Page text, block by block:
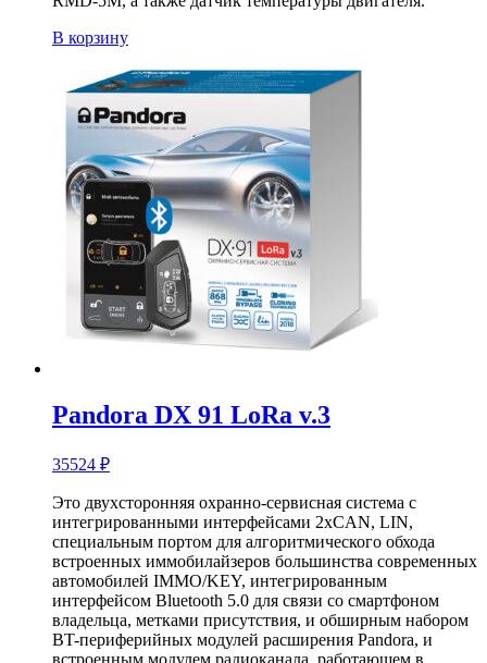
В корзину
Pandora DX 91 LoRa v.3
35524 ₽
Это двухсторонняя охранно-сервисная система с
интегрированными интерфейсами 2хCAN, LIN,
специальным портом для алгоритмического обхода
встроенных иммобилайзеров большинства современных
автомобилей IMMO/KEY, интегрированным
интерфейсом Bluetooth 5.0 для связи со смартфоном
владельца, метками присутствия, и обширным набором
BT-периферийных модулей расширения Pandora, и